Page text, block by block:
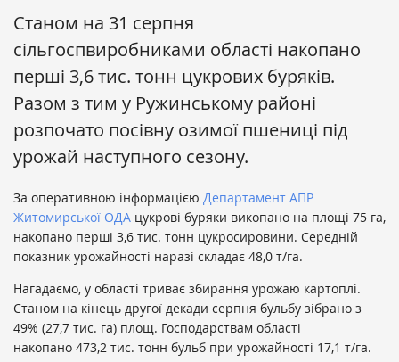
Станом на 31 серпня
сільгоспвиробниками області накопано
перші 3,6 тис. тонн цукрових буряків.
Разом з тим у Ружинському районі
розпочато посівну озимої пшениці під
урожай наступного сезону.
За оперативною інформацією Департамент АПР
Житомирської ОДА цукрові буряки викопано на площі 75 га,
накопано перші 3,6 тис. тонн цукросировини. Середній
показник урожайності наразі складає 48,0 т/га.
Нагадаємо, у області триває збирання урожаю картоплі.
Станом на кінець другої декади серпня бульбу зібрано з
49% (27,7 тис. га) площ. Господарствам області
накопано 473,2 тис. тонн бульб при урожайності 17,1 т/га.